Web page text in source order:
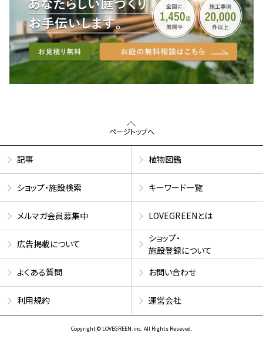
ページトップへ
記事 植物図鑑
ショップ・施設検索 キーワード一覧
メルマガ会員募集中 LOVEGREENとは
広告掲載について
ショップ・
施設登録について
よくある質問
お問い合わせ
利用規約 運営会社
Copyright © LOVEGREEN.inc. All Rights Reseved.